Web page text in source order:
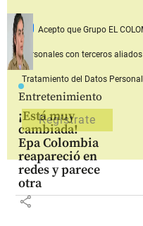
Entretenimiento
¡Está muy
cambiada!
Epa Colombia
reapareció en
redes y parece
otra
share
Acepto que Grupo EL
personales con terceros
Tratamiento del Datos